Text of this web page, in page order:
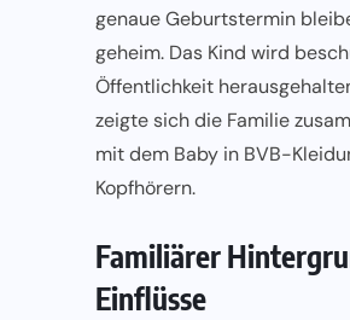
genaue Geburtstermin
geheim. Das Kind wird
Öffentlichkeit
zeigte sich die Familie
mit dem Baby in BVB-
Kopfhörern.
Familiärer
Einflüsse